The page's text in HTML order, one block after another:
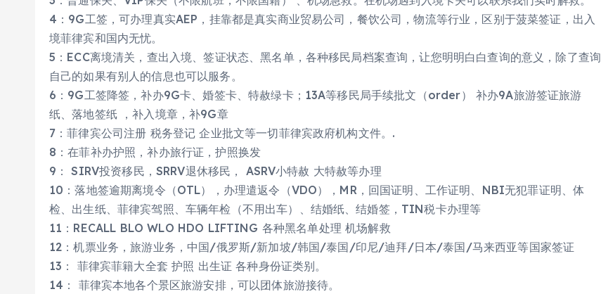
4：9G工签，可办理真实AEP，挂靠都是真实商业贸易公司，餐饮公司，物流等行业，区别于菠菜签证，出入
境菲律宾和国内无忧。
5：ECC离境清‎关‎，查出入境、签证状态、黑名单，各种移民局档案查询，让您明明白白查询的意义，除了查询
自己的如果有别人的信息也可以服务。
6：9G工签降签‎，补‎办9G卡、婚签卡‎、特赦绿卡；13A等移民‎局手‎续批‎文（order） 补办9A旅游签证旅游
纸‎、落地签‎纸 ，补入境章，补9G章
7：菲律宾公司注册 税务登记 企业批文等一切菲律宾政府机构文件。.
8：在菲‎补‎办‎护照‎，补办旅行证，护照换发
9： SIRV投资移民，SRRV退休移民， ASRV小特赦 大特赦等办理
10：落地‎签逾期‎离境令（OTL），办理遣返令（VDO），MR，回国证明、工‎作证明、NBI无犯罪证明‎、体
检、出生‎纸、菲律宾驾照、车辆年检（不用出车）、结婚纸、结婚签，TIN税卡办理等‎
11：RECALL BLO WLO HDO LIFTING 各种黑名单处理 机场解救
12：机票业务，旅游业务，中国/俄罗斯/新加坡/韩国/泰国/印尼/迪拜/日本/泰国/马来西亚等国家签证
13： 菲律宾菲籍大全套 护照 出生证 各种身份证类别。
14： 菲律宾本地各个景区旅游安排，可以团体旅游接待。